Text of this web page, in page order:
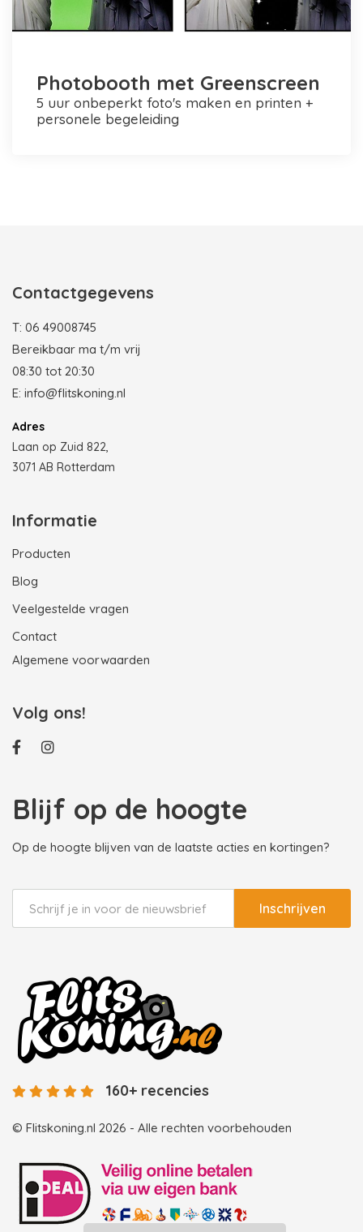
Photobooth met Greenscreen
5 uur onbeperkt foto's maken en printen +
personele begeleiding
Contactgegevens
T: 06 49008745
Bereikbaar ma t/m vrij
08:30 tot 20:30
E: info@flitskoning.nl
Adres
Laan op Zuid 822,
3071 AB Rotterdam
Informatie
Producten
Blog
Veelgestelde vragen
Contact
Algemene voorwaarden
Volg ons!
Blijf op de hoogte
Op de hoogte blijven van de laatste acties en kortingen?
Inschrijven
© Flitskoning.nl 2026 - Alle rechten voorbehouden
160+ recencies